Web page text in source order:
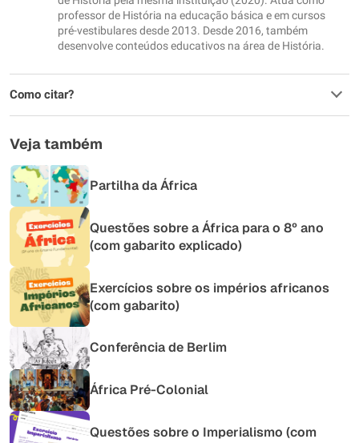
professor de História na educação básica e em cursos
pré-vestibulares desde 2013. Desde 2016, também
desenvolve conteúdos educativos na área de História.
Como citar?
Veja também
Partilha da África
Questões sobre a África para o 8º ano
(com gabarito explicado)
Exercícios sobre os impérios africanos
(com gabarito)
Conferência de Berlim
África Pré-Colonial
Questões sobre o Imperialismo (com